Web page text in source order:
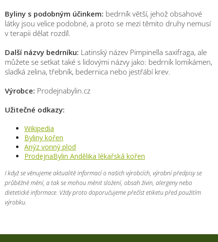
Byliny s podobným účinkem: bedrník větší, jehož obsahové
látky jsou velice podobné, a proto se mezi těmito druhy nemusí
v terapii dělat rozdíl.
Další názvy bedrníku: Latinský název Pimpinella saxifraga, ale
můžete se setkat také s lidovými názvy jako: bedrník lomikámen,
sladká zelina, třebník, bedernica nebo jestřábí krev.
Výrobce: Prodejnabylin.cz
Užitečné odkazy:
Wikipedia
Byliny kořen
Anýz vonný plod
ProdejnaBylin Andělika lékařská kořen
I když se věnujeme aktualitě informací o našich výrobcích, výrobní předpisy se
průběžně mění, a tak se mohou měnit složení, obsah živin, alergeny nebo
dietetické informace. Vždy proto doporučujeme přečíst etiketu před použitím
výrobku.
Z